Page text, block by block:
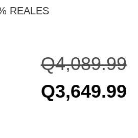
REALES
Q4,089.99
Q3,649.99